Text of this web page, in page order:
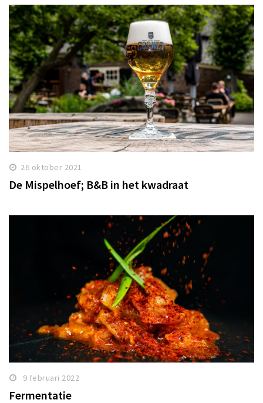
26 oktober 2021
De Mispelhoef; B&B in het kwadraat
9 februari 2022
Fermentatie